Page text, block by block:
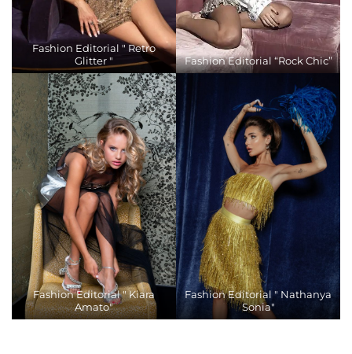
Fashion Editorial " Retro
Glitter "
Fashion Editorial “Rock Chic”
Fashion Editorial " Kiara
Amato"
Fashion Editorial " Nathanya
Sonia"